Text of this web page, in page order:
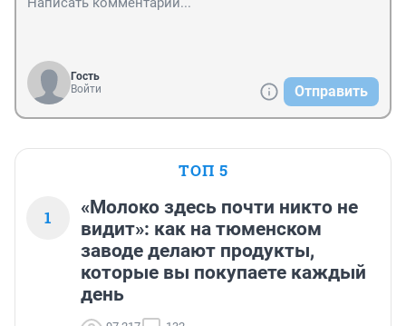
Гость
Войти
Отправить
ТОП 5
1
«Молоко здесь почти никто не
видит»: как на тюменском
заводе делают продукты,
которые вы покупаете каждый
день